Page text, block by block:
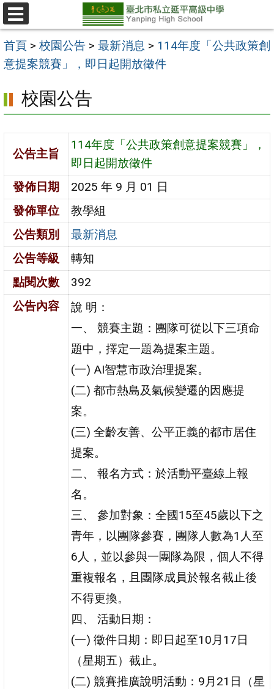
跳
至
主
要
區
選
單
首頁 >校園公告 >最新消息 > 114年度「公共政策創
意提案競賽」，即日起開放徵件
校園公告
公告主旨
114年度「公共政策創意提案競賽」，
即日起開放徵件
發佈日期
2025 年 9 月 01 日
發佈單位
教學組
公告類別
最新消息
公告等級
轉知
點閱次數
392
公告內容
說 明：
一、 競賽主題：團隊可從以下三項命
題中，擇定一題為提案主題。
(一) AI智慧市政治理提案。
(二) 都市熱島及氣候變遷的因應提
案。
(三) 全齡友善、公平正義的都市居住
提案。
二、 報名方式：於活動平臺線上報
名。
三、 參加對象：全國15至45歲以下之
青年，以團隊參賽，團隊人數為1人至
6人，並以參與一團隊為限，個人不得
重複報名，且團隊成員於報名截止後
不得更換。
四、 活動日期：
(一) 徵件日期：即日起至10月17日
（星期五）截止。
(二) 競賽推廣說明活動：9月21日（星